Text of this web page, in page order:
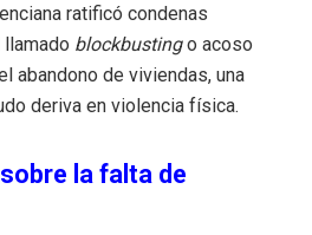
ratificó condenas
blockbustingo acoso
abandono de viviendas, una
deriva en violencia física.
la falta de